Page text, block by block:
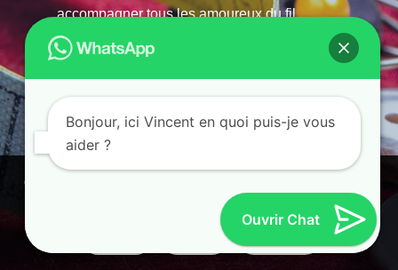
accompagner tous les amoureux du fil.
© 2025 AU FILS D’HORUS| All Rights Reserved |
Ce site utilise des cookies. En continuant à parcourir ce site, vous
acceptez leur utilisation.
Bonjour, ici Vincent en quoi puis-je vous
aider ?
Ouvrir Chat